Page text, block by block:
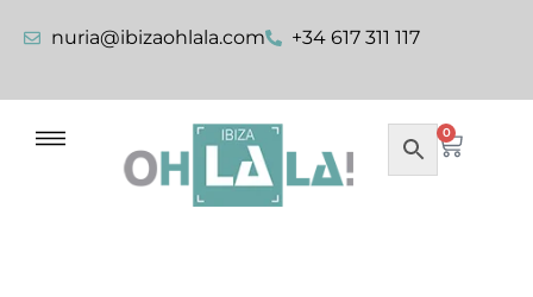
nuria@ibizaohlala.com +34 617 311 117
0